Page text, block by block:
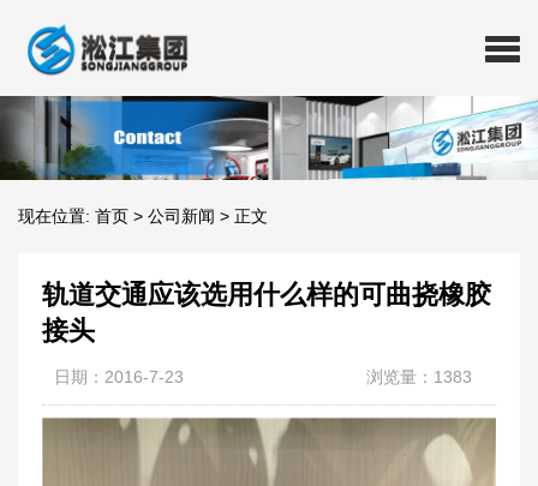
现在位置: 首页 > 公司新闻 > 正文
轨道交通应该选用什么样的可曲挠橡胶
接头
日期：2016-7-23 浏览量：1383